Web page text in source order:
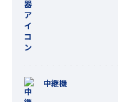
中継機